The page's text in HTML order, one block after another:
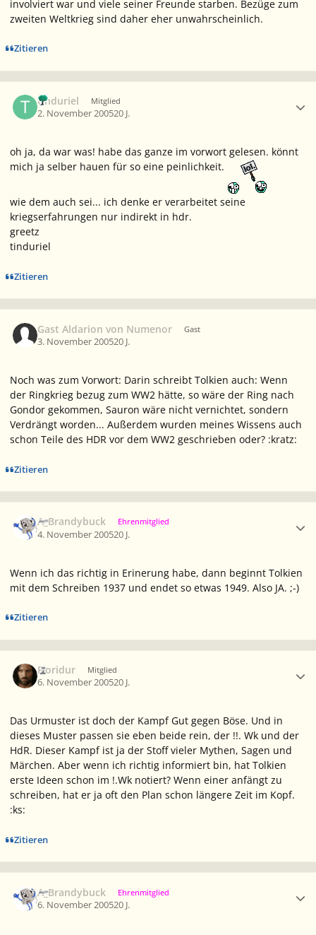
involviert war und viele seiner Freunde starben. Bezüge zum
zweiten Weltkrieg sind daher eher unwahrscheinlich.
Zitieren
tinduriel Mitglied
2. November 200520 J.
oh ja, da war was! habe das ganze im vorwort gelesen. könnt
mich ja selber hauen für so eine peinlichkeit.
wie dem auch sei... ich denke er verarbeitet seine
kriegserfahrungen nur indirekt in hdr.
greetz
tinduriel
Zitieren
Gast Aldarion von Numenor Gast
3. November 200520 J.
Noch was zum Vorwort: Darin schreibt Tolkien auch: Wenn
der Ringkrieg bezug zum WW2 hätte, so wäre der Ring nach
Gondor gekommen, Sauron wäre nicht vernichtet, sondern
Verdrängt worden... Außerdem wurden meines Wissens auch
schon Teile des HDR vor dem WW2 geschrieben oder? :kratz:
Zitieren
A_Brandybuck Ehrenmitglied
4. November 200520 J.
Wenn ich das richtig in Erinerung habe, dann beginnt Tolkien
mit dem Schreiben 1937 und endet so etwas 1949. Also JA. ;-)
Zitieren
Fioridur Mitglied
6. November 200520 J.
Das Urmuster ist doch der Kampf Gut gegen Böse. Und in
dieses Muster passen sie eben beide rein, der !!. Wk und der
HdR. Dieser Kampf ist ja der Stoff vieler Mythen, Sagen und
Märchen. Aber wenn ich richtig informiert bin, hat Tolkien
erste Ideen schon im !.Wk notiert? Wenn einer anfängt zu
schreiben, hat er ja oft den Plan schon längere Zeit im Kopf.
:ks:
Zitieren
A_Brandybuck Ehrenmitglied
6. November 200520 J.